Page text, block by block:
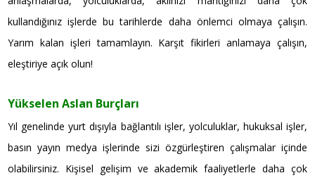
kullandığınız işlerde bu tarihlerde daha önlemci olmaya çalışın.
Yarım kalan işleri tamamlayın. Karşıt fikirleri anlamaya çalışın,
eleştiriye açık olun!
Yükselen Aslan Burçları
Yıl genelinde yurt dışıyla bağlantılı işler, yolculuklar, hukuksal işler,
basın yayın medya işlerinde sizi özgürleştiren çalışmalar içinde
olabilirsiniz. Kişisel gelişim ve akademik faaliyetlerle daha çok